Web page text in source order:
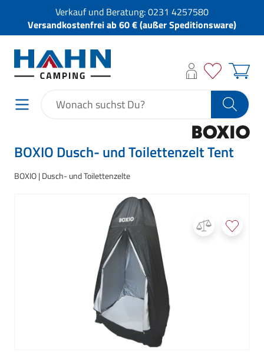
Verkauf und Beratung:0231 4257580
Versandkostenfrei ab 60 € (außer Speditionsware)
BOXIO Dusch- und Toilettenzelt Tent
BOXIO Dusch- und Toilettenzelte